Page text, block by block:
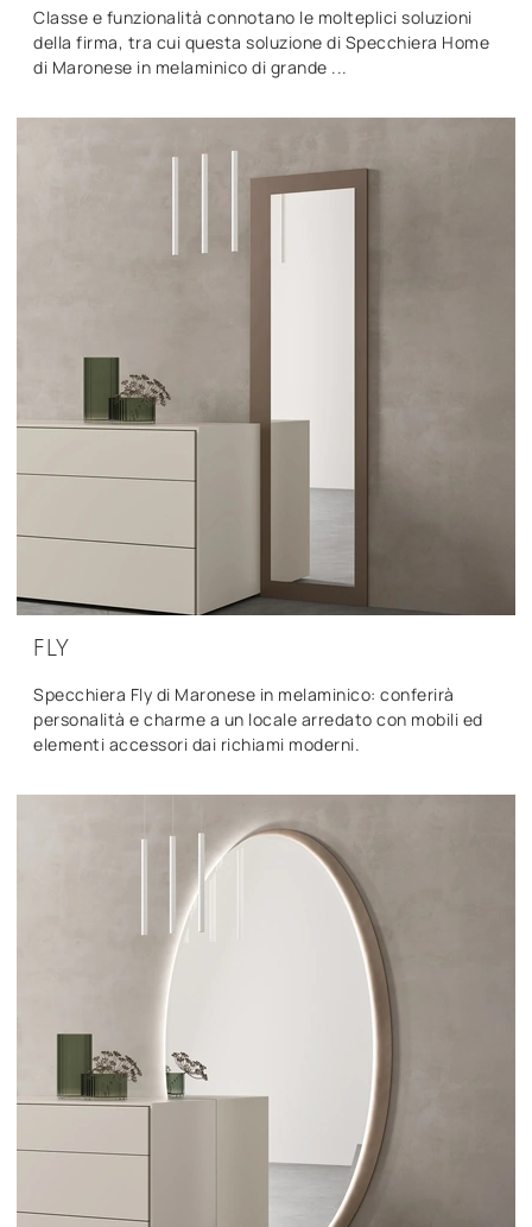
Classe e funzionalità connotano le molteplici soluzioni
della firma, tra cui questa soluzione di Specchiera Home
di Maronese in melaminico di grande ...
FLY
Specchiera Fly di Maronese in melaminico: conferirà
personalità e charme a un locale arredato con mobili ed
elementi accessori dai richiami moderni.